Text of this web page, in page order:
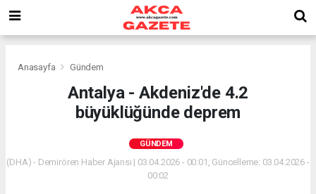
Anasayfa Gündem
Antalya - Akdeniz'de 4.2
büyüklüğünde deprem
GÜNDEM
(DHA) - Demirören Haber Ajansı | 03.04.2026 - 00:01, Güncelleme: 03.04.2026 -
00:02